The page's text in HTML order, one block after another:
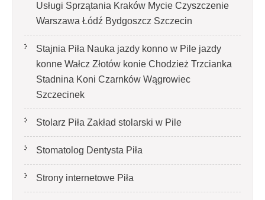
Usługi Sprzątania Kraków Mycie Czyszczenie
Warszawa Łódź Bydgoszcz Szczecin
Stajnia Piła Nauka jazdy konno w Pile jazdy
konne Wałcz Złotów konie Chodzież Trzcianka
Stadnina Koni Czarnków Wągrowiec
Szczecinek
Stolarz Piła Zakład stolarski w Pile
Stomatolog Dentysta Piła
Strony internetowe Piła